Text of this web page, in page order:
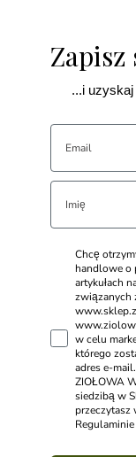
Zapisz
...i uzyskaj
Chcę
handlowe o
artykułach
związanych
w celu
którego
adres e-
ZIOŁOWA
siedzibą w
przeczytasz